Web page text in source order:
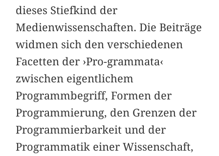
dieses Stiefkind der
Medienwissenschaften. Die Beiträge
widmen sich den verschiedenen
Facetten der ›Pro-grammata‹
zwischen eigentlichem
Programmbegriff, Formen der
Programmierung, den Grenzen der
Programmierbarkeit und der
Programmatik einer Wissenschaft,